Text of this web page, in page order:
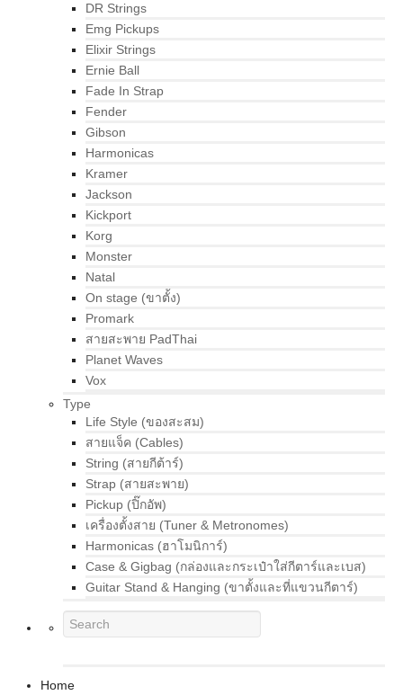
DR Strings
Emg Pickups
Elixir Strings
Ernie Ball
Fade In Strap
Fender
Gibson
Harmonicas
Kramer
Jackson
Kickport
Korg
Monster
Natal
On stage (ขาตั้ง)
Promark
สายสะพาย PadThai
Planet Waves
Vox
Type
Life Style (ของสะสม)
สายแจ็ค (Cables)
String (สายกีต้าร์)
Strap (สายสะพาย)
Pickup (ปิ๊กอัพ)
เครื่องตั้งสาย (Tuner & Metronomes)
Harmonicas (ฮาโมนิการ์)
Case & Gigbag (กล่องและกระเป๋าใส่กีตาร์และเบส)
Guitar Stand & Hanging (ขาตั้งและที่แขวนกีตาร์)
Home